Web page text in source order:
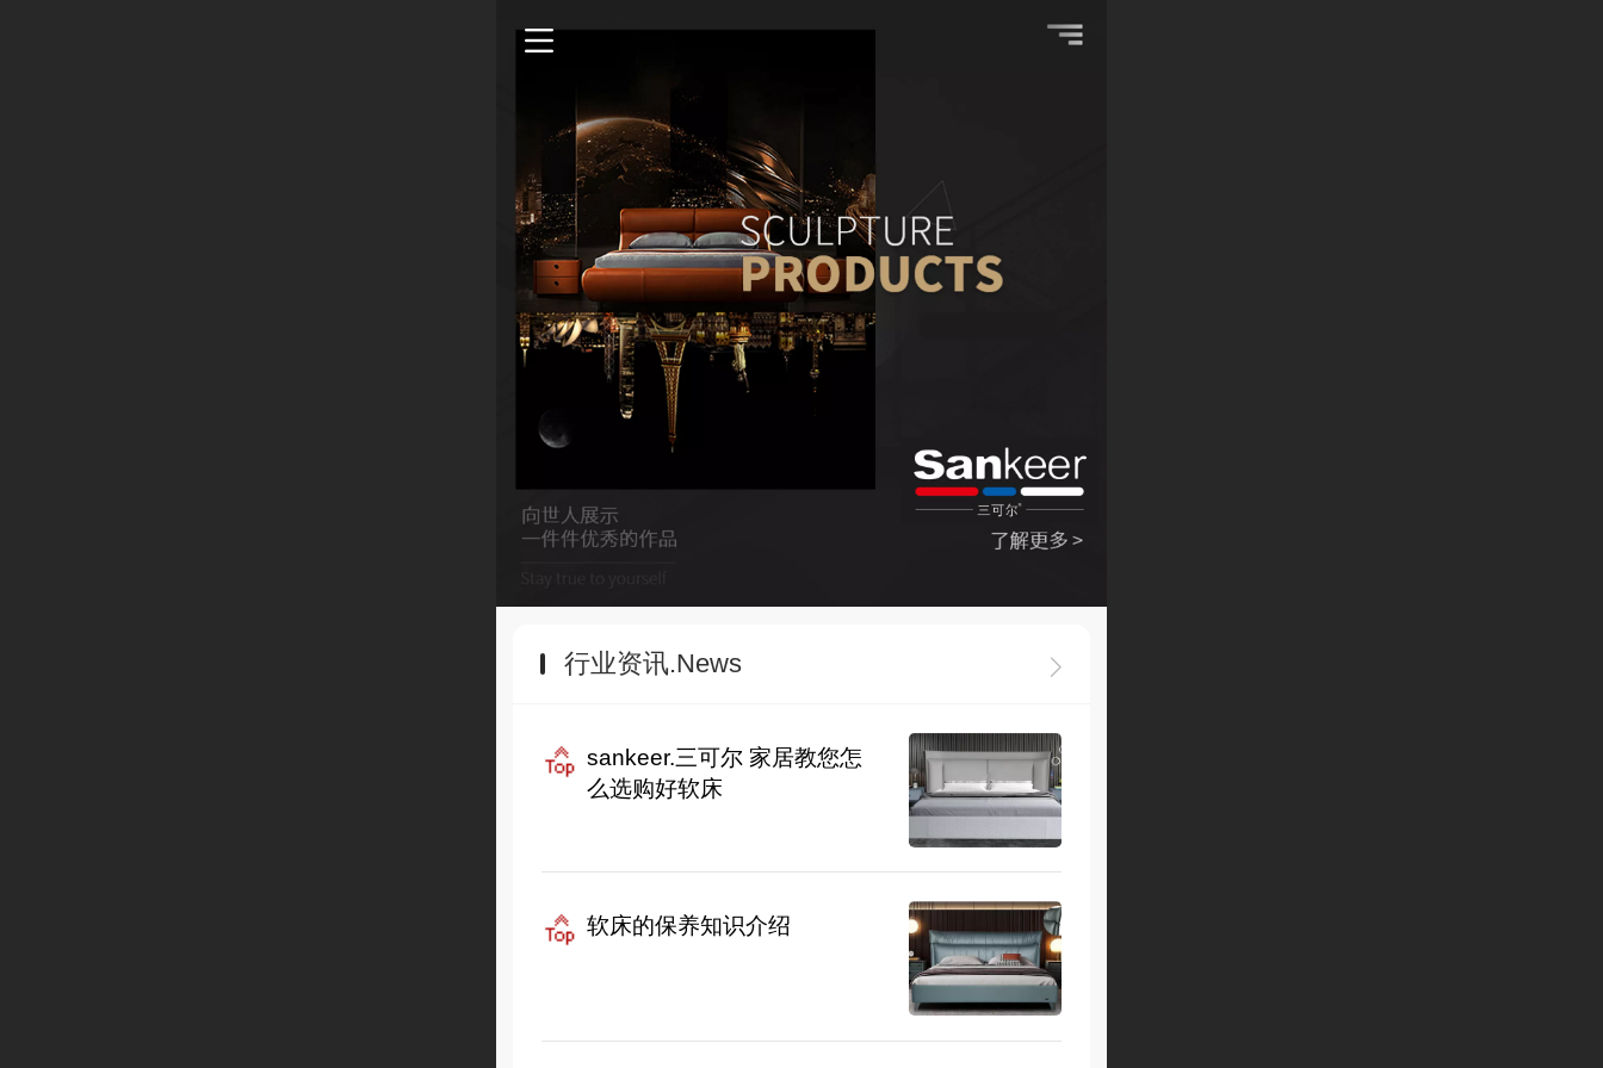
行业资讯.News
sankeer.三可尔 家居教您怎
么选购好软床
软床的保养知识介绍